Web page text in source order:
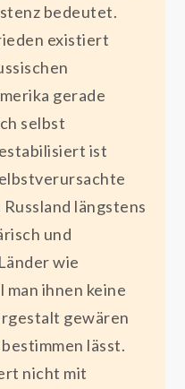
bedeutet.
existiert
gerade
selbst
ist
längstens
und
wie
man ihnen keine
gewären
lässt.
nicht mit